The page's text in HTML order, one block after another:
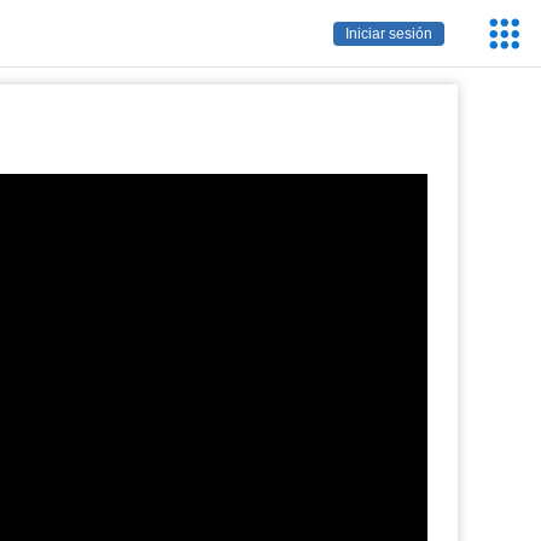
Iniciar sesión